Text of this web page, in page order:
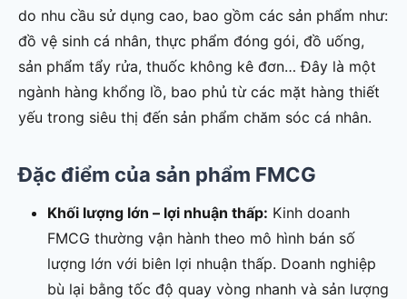
do nhu cầu sử dụng cao, bao gồm các sản phẩm như:
đồ vệ sinh cá nhân, thực phẩm đóng gói, đồ uống,
sản phẩm tẩy rửa, thuốc không kê đơn… Đây là một
ngành hàng khổng lồ, bao phủ từ các mặt hàng thiết
yếu trong siêu thị đến sản phẩm chăm sóc cá nhân.
Đặc điểm của sản phẩm FMCG
Khối lượng lớn – lợi nhuận thấp: Kinh doanh
FMCG thường vận hành theo mô hình bán số
lượng lớn với biên lợi nhuận thấp. Doanh nghiệp
bù lại bằng tốc độ quay vòng nhanh và sản lượng